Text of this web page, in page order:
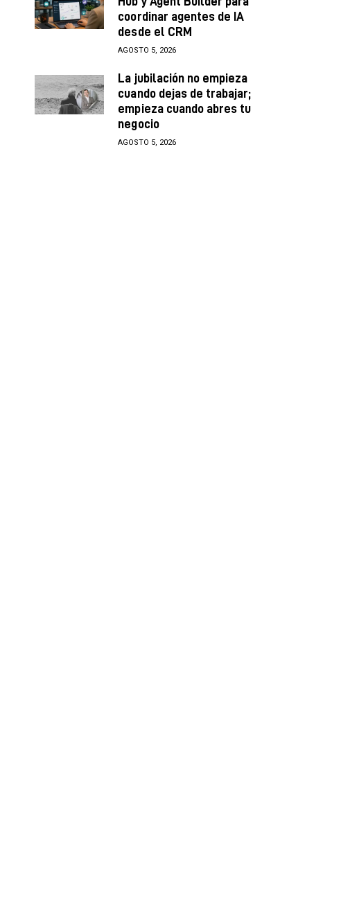
coordinar agentes de IA
desde el CRM
AGOSTO 5, 2026
La jubilación no empieza
cuando dejas de trabajar;
empieza cuando abres tu
negocio
AGOSTO 5, 2026